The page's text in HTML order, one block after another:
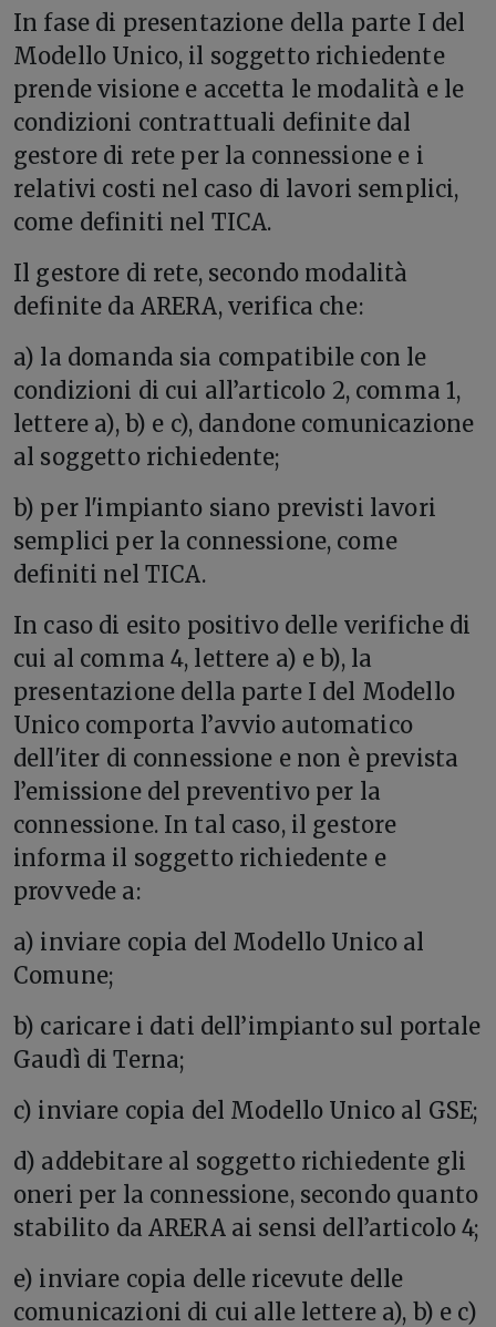
In fase di presentazione della parte I del
Modello Unico, il soggetto richiedente
prende visione e accetta le modalità e le
condizioni contrattuali definite dal
gestore di rete per la connessione e i
relativi costi nel caso di lavori semplici,
come definiti nel TICA.
Il gestore di rete, secondo modalità
definite da ARERA, verifica che:
a) la domanda sia compatibile con le
condizioni di cui all’articolo 2, comma 1,
lettere a), b) e c), dandone comunicazione
al soggetto richiedente;
b) per l'impianto siano previsti lavori
semplici per la connessione, come
definiti nel TICA.
In caso di esito positivo delle verifiche di
cui al comma 4, lettere a) e b), la
presentazione della parte I del Modello
Unico comporta l’avvio automatico
dell'iter di connessione e non è prevista
l’emissione del preventivo per la
connessione. In tal caso, il gestore
informa il soggetto richiedente e
provvede a:
a) inviare copia del Modello Unico al
Comune;
b) caricare i dati dell’impianto sul portale
Gaudì di Terna;
c) inviare copia del Modello Unico al GSE;
d) addebitare al soggetto richiedente gli
oneri per la connessione, secondo quanto
stabilito da ARERA ai sensi dell’articolo 4;
e) inviare copia delle ricevute delle
comunicazioni di cui alle lettere a), b) e c)